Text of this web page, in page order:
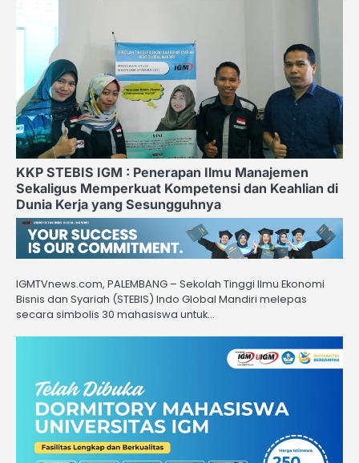
KKP STEBIS IGM : Penerapan Ilmu Manajemen
Sekaligus Memperkuat Kompetensi dan Keahlian di
Dunia Kerja yang Sesungguhnya
IGMTVnews.com, PALEMBANG – Sekolah Tinggi Ilmu Ekonomi
Bisnis dan Syariah (STEBIS) Indo Global Mandiri melepas
secara simbolis 30 mahasiswa untuk…